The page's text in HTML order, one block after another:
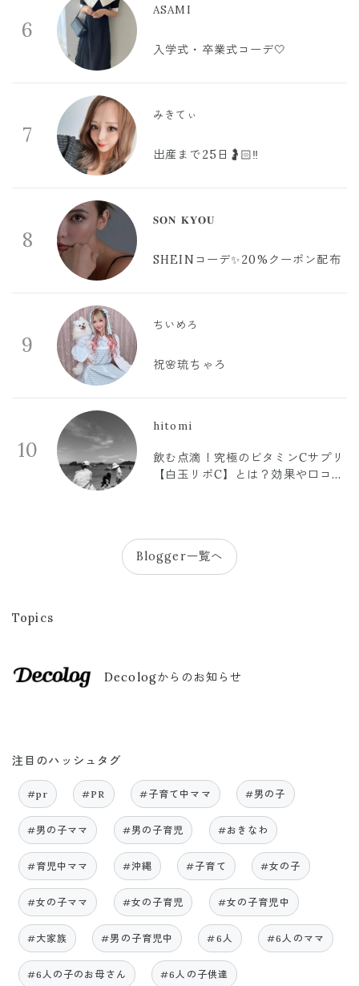
6
ASAMI
入学式・卒業式コーデ🤍
7
みきてぃ
出産まで25日🤰🏻‼️
8
𝐒𝐎𝐍 𝐊𝐘𝐎𝐔
SHEINコーデ✨20%クーポン配布
9
ちいめろ
祝🌸琉ちゃろ
10
hitomi
飲む点滴！究極のビタミンCサプリ
【白玉リポC】とは？効果や口コミ
Blogger一覧へ
Topics
Decologからのお知らせ
注目のハッシュタグ
#pr #PR #子育て中ママ #男の子
#男の子ママ #男の子育児 #おきなわ
#育児中ママ #沖縄 #子育て #女の子
#女の子ママ #女の子育児 #女の子育児中
#大家族 #男の子育児中 #6人 #6人のママ
#6人の子のお母さん #6人の子供達